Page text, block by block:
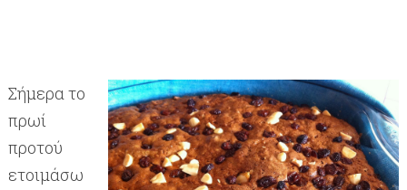
Σήμερα το
πρωί
προτού
ετοιμάσω